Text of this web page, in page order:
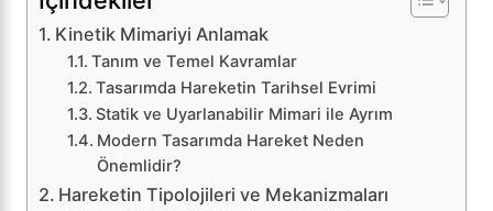
Kinetik Mimariyi Anlamak
Tanım ve Temel Kavramlar
Tasarımda Hareketin Tarihsel Evrimi
Statik ve Uyarlanabilir Mimari ile Ayrım
Modern Tasarımda Hareket Neden
Önemlidir?
Hareketin Tipolojileri ve Mekanizmaları